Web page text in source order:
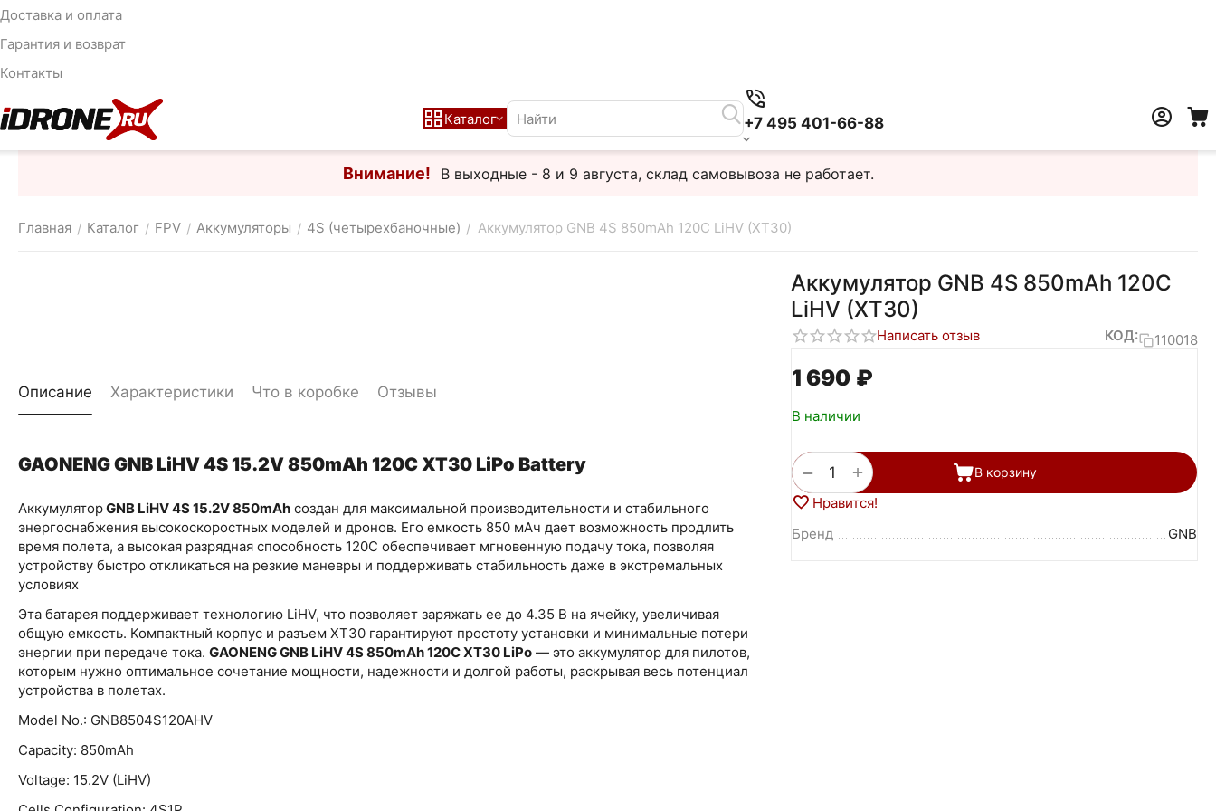
Доставка и оплата
Гарантия и возврат
Контакты
Каталог +7 495 401-66-88
Внимание! В выходные - 8 и 9 августа, склад самовывоза не работает.
Главная / Каталог / FPV / Аккумуляторы / 4S (четырехбаночные) / Аккумулятор GNB 4S 850mAh 120C LiHV (XT30)
Аккумулятор GNB 4S 850mAh 120C
LiHV (XT30)
Написать отзыв КОД: 110018
1 690 ₽
В наличии
+
− В корзину
Нравится!
Бренд
GNB
Описание Характеристики Что в коробке Отзывы
GAONENG GNB LiHV 4S 15.2V 850mAh 120C XT30 LiPo Battery
АккумуляторGNB LiHV 4S 15.2V 850mAh создан для максимальной производительности и стабильного
энергоснабжения высокоскоростных моделей и дронов. Его емкость 850 мАч дает возможность продлить
время полета, а высокая разрядная способность 120C обеспечивает мгновенную подачу тока, позволяя
устройству быстро откликаться на резкие маневры и поддерживать стабильность даже в экстремальных
условиях
Эта батарея поддерживает технологию LiHV, что позволяет заряжать ее до 4.35 В на ячейку, увеличивая
общую емкость. Компактный корпус и разъем XT30 гарантируют простоту установки и минимальные потери
энергии при передаче тока. GAONENG GNB LiHV 4S 850mAh 120C XT30 LiPo — это аккумулятор для пилотов,
которым нужно оптимальное сочетание мощности, надежности и долгой работы, раскрывая весь потенциал
устройства в полетах.
Model No.: GNB8504S120AHV
Capacity: 850mAh
Voltage: 15.2V (LiHV)